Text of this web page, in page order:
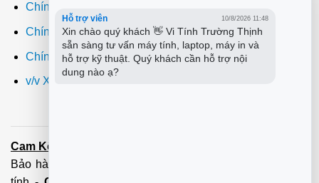
Chính sách giao hàng
Chính sách đổi trả
Chính sách bảo hành
v/v Xuất hóa đơn đỏ VAT
Cam Kết:
Bảo hành tận tâm - Xuất hóa đơn đỏ đầy đủ
Hỗ trợ viên 10/8/2026 11:48
Xin chào quý khách 👋 Vi Tính Trường Thịnh
sẵn sàng tư vấn máy tính, laptop, máy in và
hỗ trợ kỹ thuật. Quý khách cần hỗ trợ nội
dung nào ạ?